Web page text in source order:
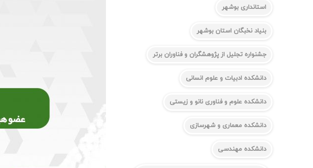
استانداری بوشهر
بنیاد نخبگان استان بوشهر
جشنواره تجلیل از پژوهشگران و فناوران برتر
دانشکده ادبیات و علوم انسانی
دانشکده علوم و فناوری نانو و زیستی
دانشکده معماری و شهرسازی
دانشکده مهندسی